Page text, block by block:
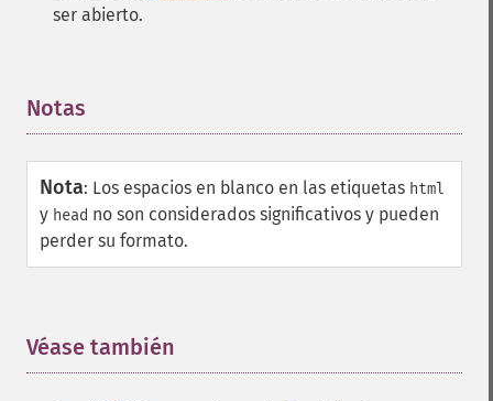
ser abierto.
Notas
Nota: Los espacios en blanco en las etiquetas html
y head no son considerados significativos y pueden
perder su formato.
Véase también